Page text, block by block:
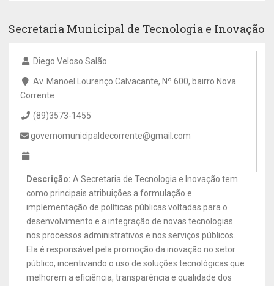
Secretaria Municipal de Tecnologia e Inovação
Diego Veloso Salão
Av. Manoel Lourenço Calvacante, Nº 600, bairro Nova
Corrente
(89)3573-1455
governomunicipaldecorrente@gmail.com
Descrição: A Secretaria de Tecnologia e Inovação tem
como principais atribuições a formulação e
implementação de políticas públicas voltadas para o
desenvolvimento e a integração de novas tecnologias
nos processos administrativos e nos serviços públicos.
Ela é responsável pela promoção da inovação no setor
público, incentivando o uso de soluções tecnológicas que
melhorem a eficiência, transparência e qualidade dos